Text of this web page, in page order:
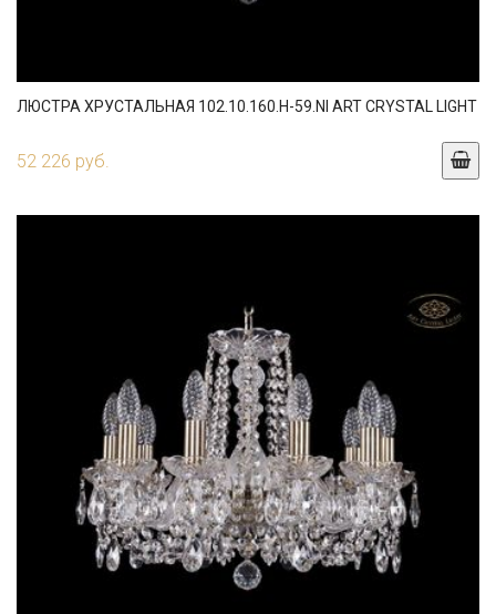
ЛЮСТРА ХРУСТАЛЬНАЯ 102.10.160.H-59.NI ART CRYSTAL LIGHT
52 226 руб.